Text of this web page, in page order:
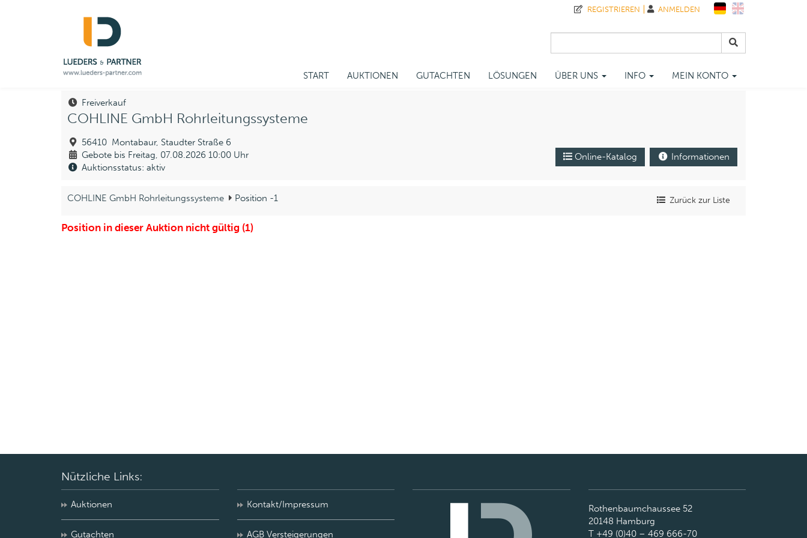
START AUKTIONEN GUTACHTEN LÖSUNGEN ÜBER UNS INFO MEIN KONTO
REGISTRIEREN ANMELDEN
Freiverkauf
COHLINE GmbH Rohrleitungssysteme
56410 Montabaur, Staudter Straße 6
Gebote bis Freitag, 07.08.2026 10:00 Uhr
Auktionsstatus: aktiv
Online-Katalog Informationen
COHLINE GmbH Rohrleitungssysteme Position -1 Zurück zur Liste
Position in dieser Auktion nicht gültig (1)
Nützliche Links:
Auktionen
Gutachten
Kontakt/Impressum
AGB Versteigerungen
Rothenbaumchaussee 52
20148 Hamburg
T +49 (0)40 – 469 666-70